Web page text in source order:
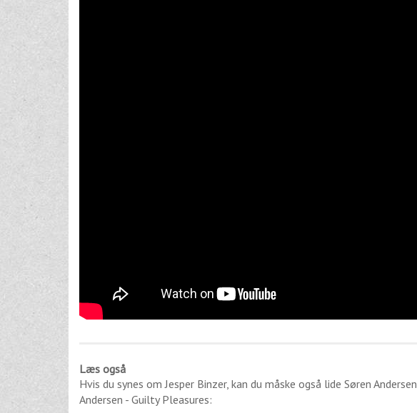
Læs også
Hvis du synes omJesper Binzer, kan du måske også lide Søren Andersen
Andersen - Guilty Pleasures: